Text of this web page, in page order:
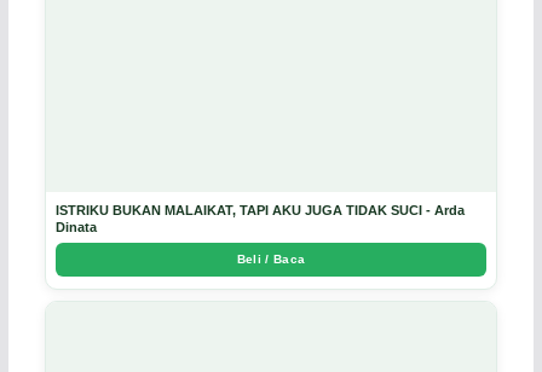
ISTRIKU BUKAN MALAIKAT, TAPI AKU JUGA TIDAK SUCI - Arda
Dinata
Beli / Baca